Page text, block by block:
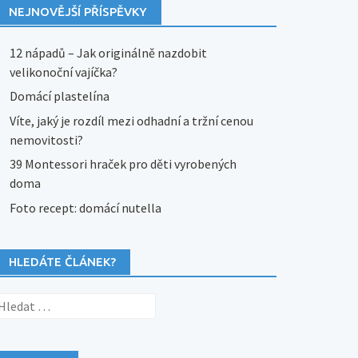
NEJNOVĚJŠÍ PŘÍSPĚVKY
12 nápadů – Jak originálně nazdobit
velikonoční vajíčka?
Domácí plastelína
Víte, jaký je rozdíl mezi odhadní a tržní cenou
nemovitosti?
39 Montessori hraček pro děti vyrobených
doma
Foto recept: domácí nutella
HLEDÁTE ČLÁNEK?